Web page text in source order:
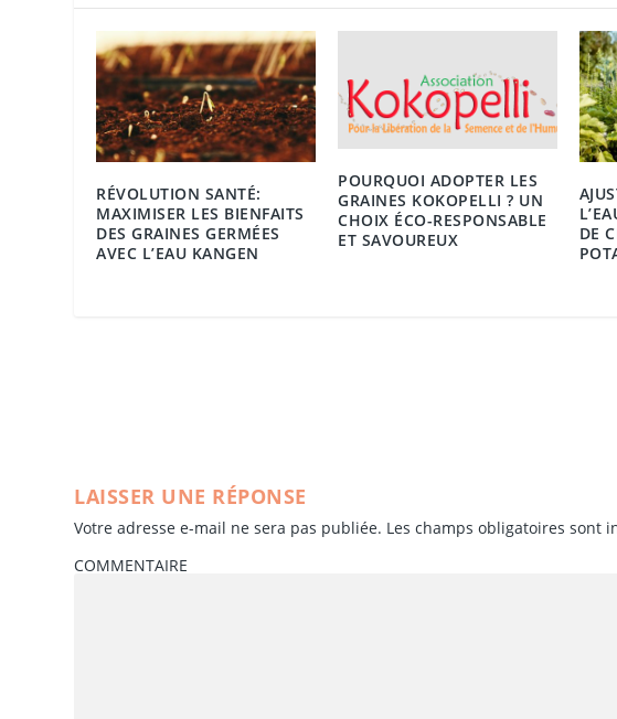
RÉVOLUTION SANTÉ:
MAXIMISER LES BIENFAITS
DES GRAINES GERMÉES
AVEC L’EAU KANGEN
POURQUOI ADOPTER LES
GRAINES KOKOPELLI ? UN
CHOIX ÉCO-RESPONSABLE
ET SAVOUREUX
DE
LAISSER UNE RÉPONSE
Votre adresse e-mail ne sera pas publiée. Les champs obligatoires sont
COMMENTAIRE